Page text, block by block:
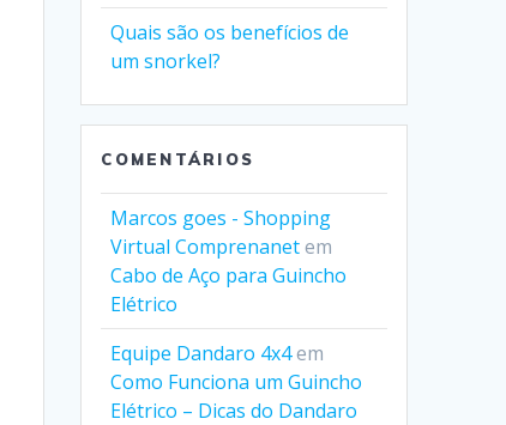
Quais são os benefícios de
um snorkel?
COMENTÁRIOS
Marcos goes - Shopping
Virtual Comprenanetem
Cabo de Aço para Guincho
Elétrico
Equipe Dandaro 4x4em
Como Funciona um Guincho
Elétrico – Dicas do Dandaro